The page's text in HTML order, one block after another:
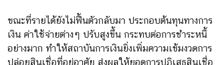
ขณะที่รายได้ยังไม่ฟื้นตัวกลับมา ประกอบต้นทุนทางการ
เงิน ค่าใช้จ่ายต่างๆ ปรับสูงขึ้น กระทบต่อการชำระหนี้
อย่างมาก ทำให้สถาบันการเงินยิ่งเพิ่มความเข้มงวดการ
ปล่อยสินเชื่อที่อยู่อาศัย ส่งผลให้ยอดการปฏิเสธสินเชื่อ